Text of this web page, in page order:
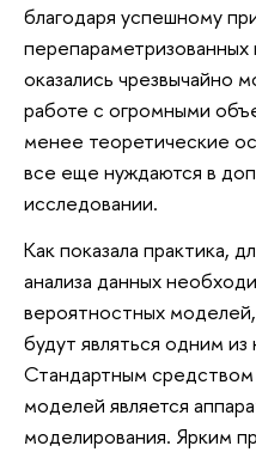
благодаря успешному
оказались чрезвычайно
работе с огромными
менее теоретические
все еще нуждаются в
исследовании.
Как показала практика,
анализа данных
вероятностных
будут являться одним
Стандартным
моделей является
моделирования. Ярким